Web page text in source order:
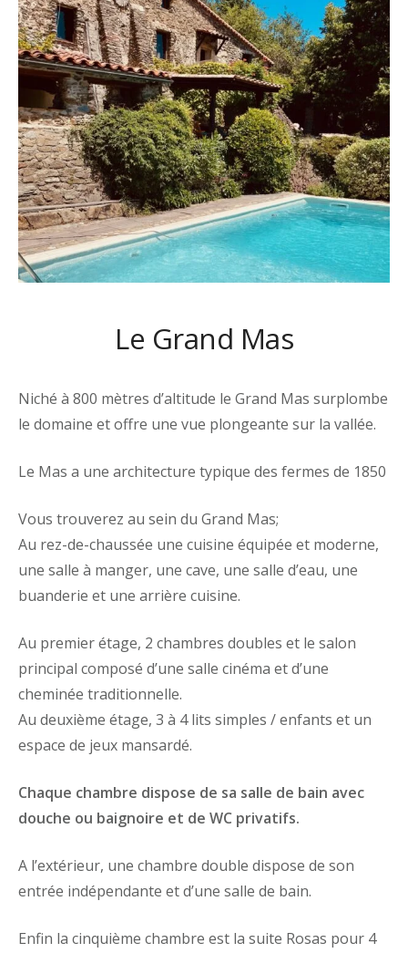
Le Grand Mas
Niché à 800 mètres d’altitude le Grand Mas surplombe
le domaine et offre une vue plongeante sur la vallée.
Le Mas a une architecture typique des fermes de 1850
Vous trouverez au sein du Grand Mas;
Au rez-de-chaussée une cuisine équipée et moderne,
une salle à manger, une cave, une salle d’eau, une
buanderie et une arrière cuisine.
Au premier étage, 2 chambres doubles et le salon
principal composé d’une salle cinéma et d’une
cheminée traditionnelle.
Au deuxième étage, 3 à 4 lits simples / enfants et un
espace de jeux mansardé.
Chaque chambre dispose de sa salle de bain avec
douche ou baignoire et de WC privatifs.
A l’extérieur, une chambre double dispose de son
entrée indépendante et d’une salle de bain.
Enfin la cinquième chambre est la suite Rosas pour 4